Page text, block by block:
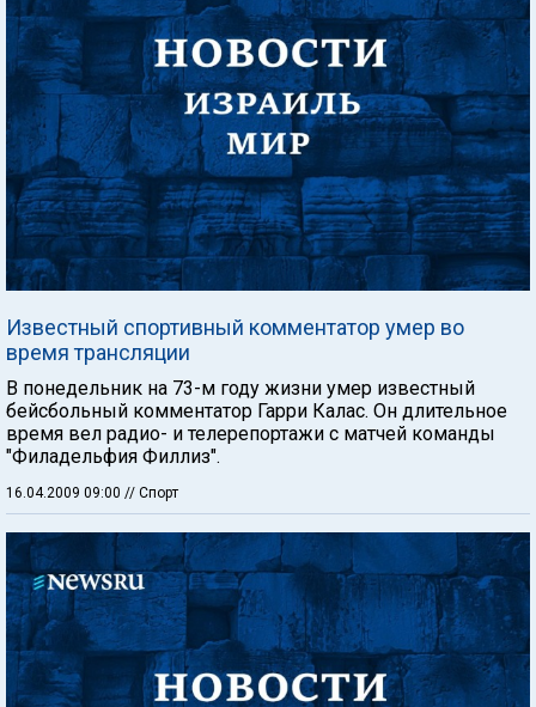
Известный спортивный комментатор умер во
время трансляции
В понедельник на 73-м году жизни умер известный
бейсбольный комментатор Гарри Калас. Он длительное
время вел радио- и телерепортажи с матчей команды
"Филадельфия Филлиз".
16.04.2009 09:00 // Спорт